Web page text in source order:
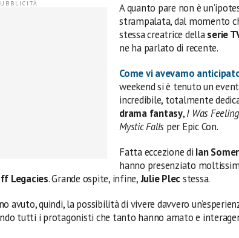
A quanto pare non è
strampalata, dal momento
stessa creatrice dellaserie
ne ha parlato di recente.
Come vi avevamo
weekend si è tenuto un
incredibile, totalmente
drama fantasy,I Was
Mystic Falls per Epic Con.
Fatta eccezione di Ian
hanno presenziato
Legacies. Grande ospite, infine,Julie Plec stessa.
avuto, quindi, la possibilità di vivere davvero
tutti i protagonisti che tanto hanno amato e